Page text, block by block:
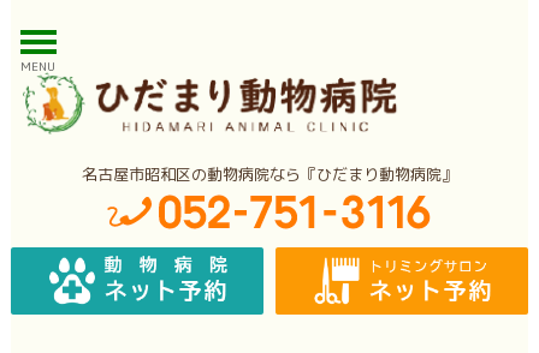
MENU
名古屋市昭和区の動物病院なら『ひだまり動物病院』